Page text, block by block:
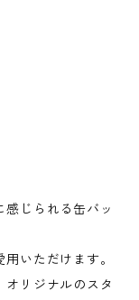
じられる缶バッ
いただけます。
オリジナルのスタ